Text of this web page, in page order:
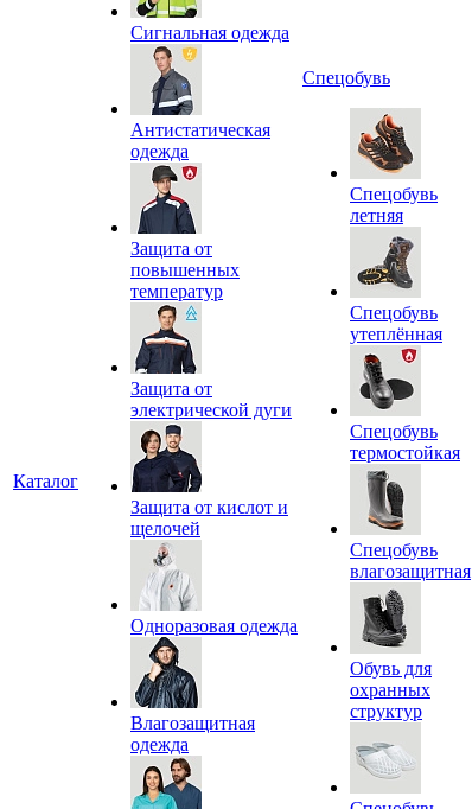
Каталог
Сигнальная одежда
Антистатическая
одежда
Защита от
повышенных
температур
Защита от
электрической дуги
Защита от кислот и
щелочей
Одноразовая одежда
Влагозащитная
одежда
Спецобувь
Спецобувь
летняя
Спецобувь
утеплённая
Спецобувь
термостойкая
Спецобувь
влагозащитная
Обувь для
охранных
структур